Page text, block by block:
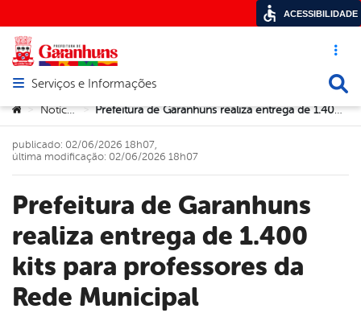
Acesso
Abrir menu principal de navegação
Serviços e Informações
Você está aqui:
> Notícias > Prefeitura de Garanhuns realiza entrega de 1.400 kits para professores da Rede Municipal
Prefeitura de Garanhuns
realiza entrega de 1.400
kits para professores da
Rede Municipal
publicado: 02/06/2026 18h07,
última modificação: 02/06/2026 18h07
ACESSIBILIDADE